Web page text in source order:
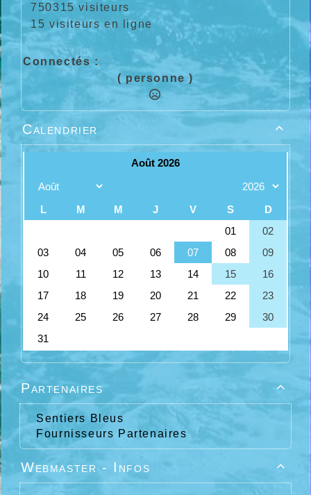
750315 visiteurs
15 visiteurs en ligne
Connectés :
( personne )

Calendrier

Partenaires
Sentiers Bleus
Fournisseurs Partenaires

Webmaster - Infos